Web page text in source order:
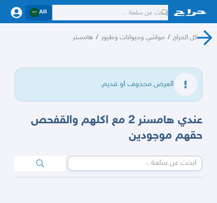
AR
كل الحراج / مواشي وحيوانات وطيور / هامستر
العرض محذوف او قديم.
عندي هامسنر 2 مع اكلهم والقفحص
حقهم موجودين